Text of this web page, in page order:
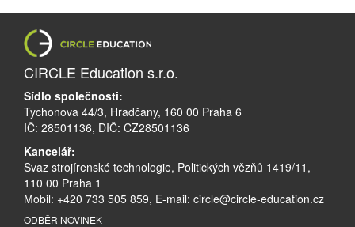
CIRCLE Education s.r.o.
Sídlo společnosti:
Tychonova 44/3, Hradčany, 160 00 Praha 6
IČ: 28501136, DIČ: CZ28501136
Kancelář:
Svaz strojírenské technologie, Politických vězňů 1419/11,
110 00 Praha 1
Mobil: +420 733 505 859, E-mail: circle@circle-education.cz
ODBĚR NOVINEK